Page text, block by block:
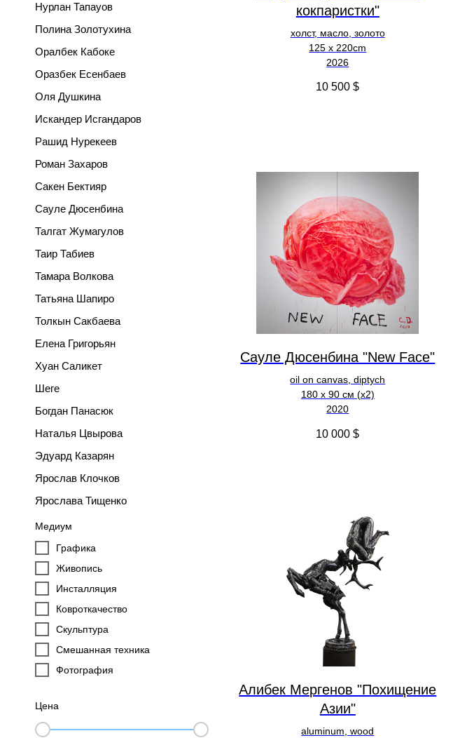
Нурлан Тапауов
Полина Золотухина
Оралбек Кабоке
Оразбек Есенбаев
Оля Душкина
Искандер Исгандаров
Рашид Нурекеев
Роман Захаров
Сакен Бектияр
Сауле Дюсенбина
Талгат Жумагулов
Таир Табиев
Тамара Волкова
Татьяна Шапиро
Толкын Сакбаева
Елена Григорьян
Хуан Саликет
Шеге
Богдан Панасюк
Наталья Цвырова
Эдуард Казарян
Ярослав Клочков
Ярослава Тищенко
Медиум
Графика
Живопись
Инсталляция
Ковроткачество
Скульптура
Смешанная техника
Фотография
Цена
кокпаристки"
холст, масло, золото
125 х 220cm
2026
10 500 $
Сауле Дюсенбина "New Face"
oil on canvas, diptych
180 x 90 см (х2)
2020
10 000 $
Алибек Мергенов "Похищение
Азии"
aluminum, wood